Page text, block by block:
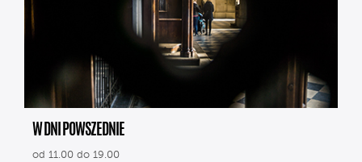
W DNI POWSZEDNIE
od 11.00 do 19.00